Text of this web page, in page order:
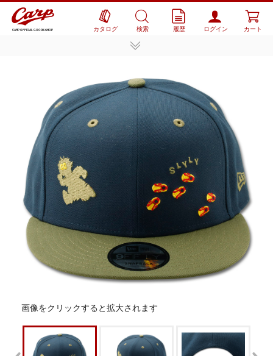
CARP OFFICIAL GOODS SHOP カタログ 検索 履歴 ログイン カート
画像をクリックすると拡大されます